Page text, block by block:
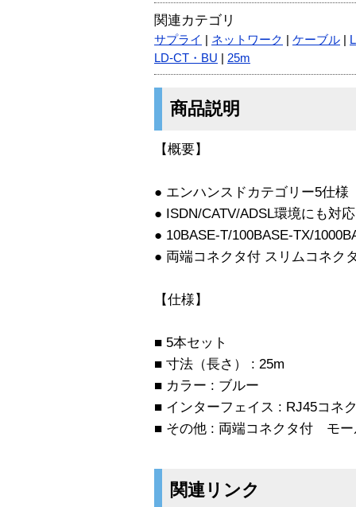
関連カテゴリ
サプライ ネットワーク ケーブル
LD-CT・BU
25m
商品説明
【概要】
● エンハンスドカテゴリー5仕様
● ISDN/CATV/ADSL環境にも対応
● 10BASE-T/100BASE-TX/
● 両端コネクタ付 スリムコネク
【仕様】
■ 5本セット
■ 寸法（長さ） : 25m
■ カラー : ブルー
■ インターフェイス : RJ45コネ
■ その他 : 両端コネクタ付 モー
関連リンク